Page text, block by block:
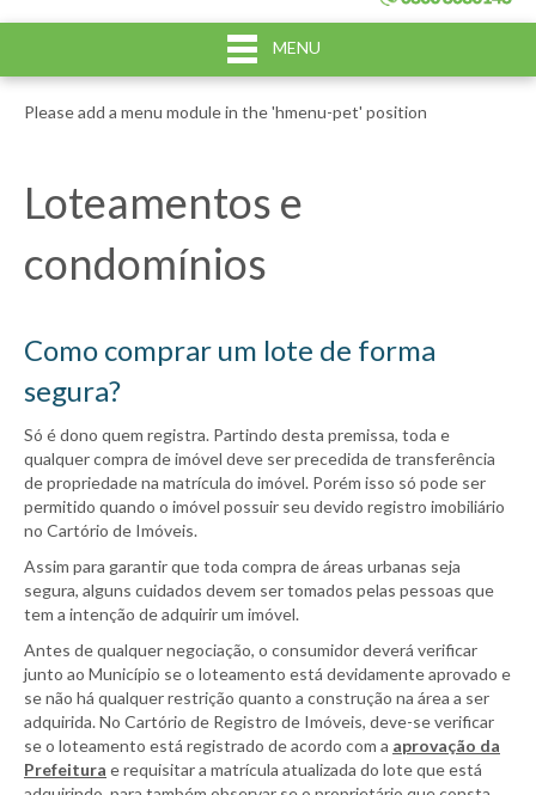
MENU
Please add a menu module in the 'hmenu-pet' position
Loteamentos e
condomínios
Como comprar um lote de forma
segura?
Só é dono quem registra. Partindo desta premissa, toda e
qualquer compra de imóvel deve ser precedida de transferência
de propriedade na matrícula do imóvel. Porém isso só pode ser
permitido quando o imóvel possuir seu devido registro imobiliário
no Cartório de Imóveis.
Assim para garantir que toda compra de áreas urbanas seja
segura, alguns cuidados devem ser tomados pelas pessoas que
tem a intenção de adquirir um imóvel.
Antes de qualquer negociação, o consumidor deverá verificar
junto ao Município se o loteamento está devidamente aprovado e
se não há qualquer restrição quanto a construção na área a ser
adquirida. No Cartório de Registro de Imóveis, deve-se verificar
se o loteamento está registrado de acordo com a aprovação da
Prefeitura e requisitar a matrícula atualizada do lote que está